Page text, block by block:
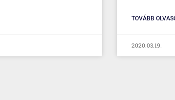
TOVÁBB
2020.03.19.